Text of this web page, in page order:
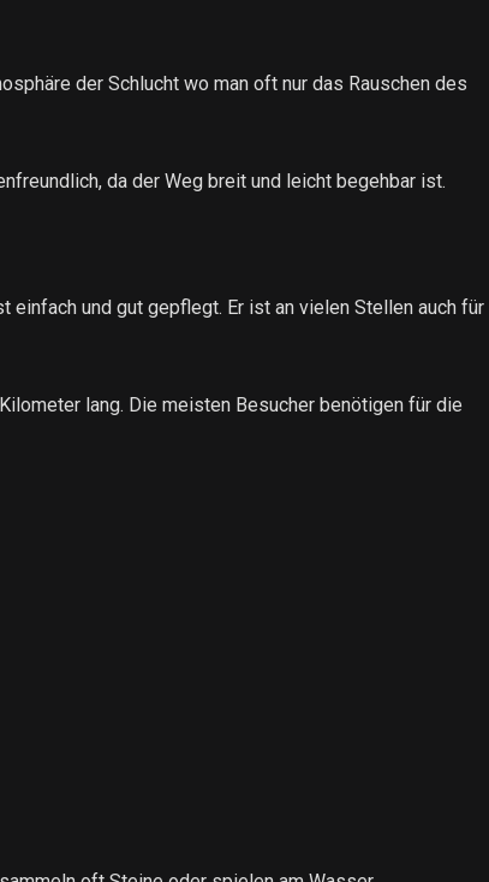
der Schlucht wo man oft nur das Rauschen des
da der Weg breit und leicht begehbar ist.
einfach und gut gepflegt. Er ist an vielen Stellen auch für
lang. Die meisten Besucher benötigen für die